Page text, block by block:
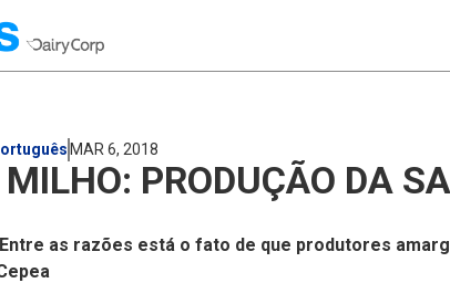
MAR 6, 2018
MILHO: PRODUÇÃO DA
as razões está o fato de que produtores